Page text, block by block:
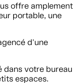
offre amplement
portable, une
d'une
dans votre bureau
espaces.